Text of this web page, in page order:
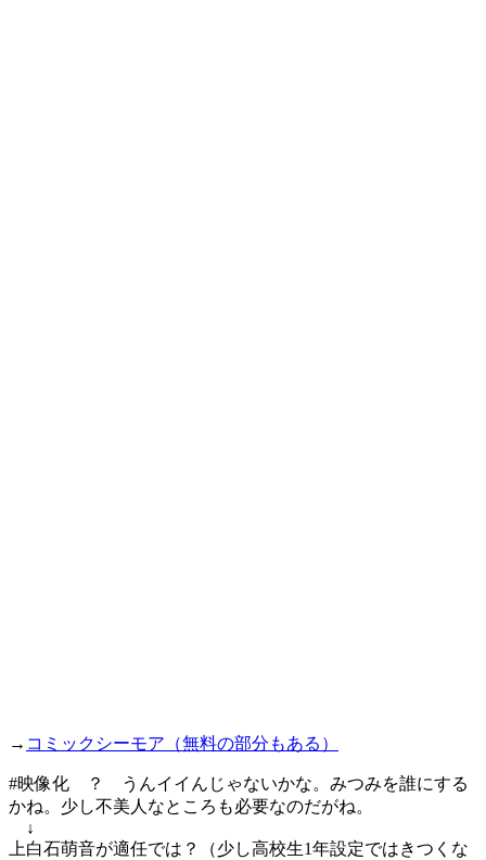
→ コミックシーモア（無料の部分もある）
#映像化 ？ うんイイんじゃないかな。みつみを誰にする
かね。少し不美人なところも必要なのだがね。
↓
上白石萌音が適任では？（少し高校生1年設定ではきつくな